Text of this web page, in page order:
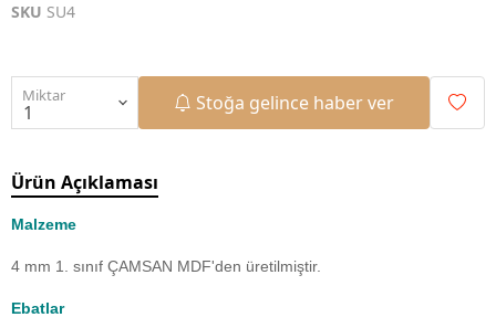
SKU SU4
Miktar Stoğa gelince haber ver
Ürün Açıklaması
Malzeme
4 mm 1. sınıf ÇAMSAN MDF'den üretilmiştir.
Ebatlar